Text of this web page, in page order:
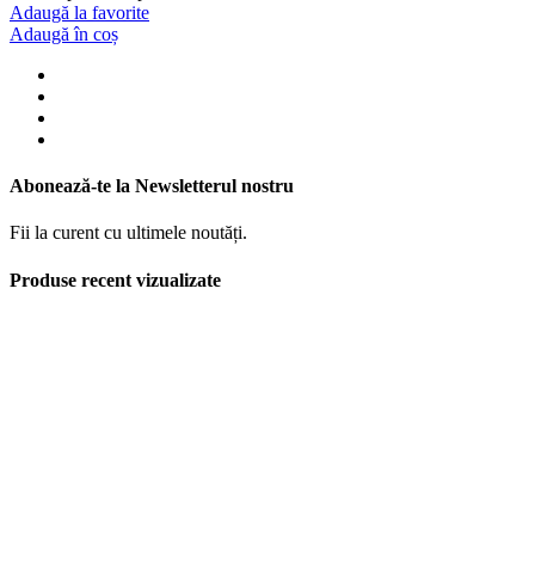
Adaugă la favorite
Adaugă în coș
Abonează-te la Newsletterul nostru
Fii la curent cu ultimele noutăți.
Produse recent vizualizate